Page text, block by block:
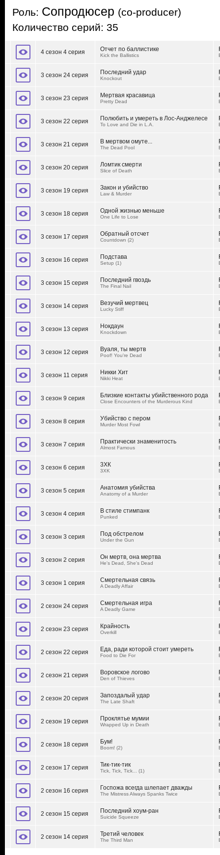
Роль: Сопродюсер (co-producer)
Количество серий: 35
4 сезон 4 серия Отчет по баллистике
Kick the Ballistics
3 сезон 24 серия Последний удар
Knockout
3 сезон 23 серия Мертвая красавица
Pretty Dead
3 сезон 22 серия Полюбить и умереть в Лос-Анджелесе
To Love and Die in L.A.
3 сезон 21 серия В мертвом омуте...
The Dead Pool
3 сезон 20 серия Ломтик смерти
Slice of Death
3 сезон 19 серия Закон и убийство
Law & Murder
3 сезон 18 серия Одной жизнью меньше
One Life to Lose
3 сезон 17 серия Обратный отсчет
Countdown (2)
3 сезон 16 серия Подстава
Setup (1)
3 сезон 15 серия Последний гвоздь
The Final Nail
3 сезон 14 серия Везучий мертвец
Lucky Stiff
3 сезон 13 серия Нокдаун
Knockdown
3 сезон 12 серия Вуаля, ты мертв
Poof! You're Dead
3 сезон 11 серия Никки Хит
Nikki Heat
3 сезон 9 серия Близкие контакты убийственного рода
Close Encounters of the Murderous Kind
3 сезон 8 серия Убийство с пером
Murder Most Fowl
3 сезон 7 серия Практически знаменитость
Almost Famous
3 сезон 6 серия 3ХК
3XK
3 сезон 5 серия Анатомия убийства
Anatomy of a Murder
3 сезон 4 серия В стиле стимпанк
Punked
3 сезон 3 серия Под обстрелом
Under the Gun
3 сезон 2 серия Он мертв, она мертва
He's Dead, She's Dead
3 сезон 1 серия Смертельная связь
A Deadly Affair
2 сезон 24 серия Смертельная игра
A Deadly Game
2 сезон 23 серия Крайность
Overkill
2 сезон 22 серия Еда, ради которой стоит умереть
Food to Die For
2 сезон 21 серия Воровское логово
Den of Thieves
2 сезон 20 серия Запоздалый удар
The Late Shaft
2 сезон 19 серия Проклятье мумии
Wrapped Up in Death
2 сезон 18 серия Бум!
Boom! (2)
2 сезон 17 серия Тик-тик-тик
Tick, Tick, Tick... (1)
2 сезон 16 серия Госпожа всегда шлепает дважды
The Mistress Always Spanks Twice
2 сезон 15 серия Последний хоум-ран
Suicide Squeeze
2 сезон 14 серия Третий человек
The Third Man